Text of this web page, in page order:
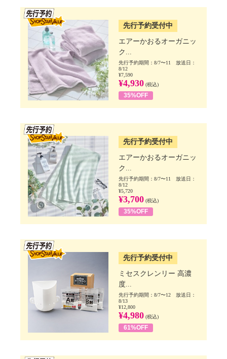
先行予約受付中
エアーかおるオーガニッ
ク...
先行予約期間：8/7〜11 放送日：
8/12
¥7,590
¥4,930 (税込)
35%OFF
先行予約受付中
エアーかおるオーガニッ
ク...
先行予約期間：8/7〜11 放送日：
8/12
¥5,720
¥3,700 (税込)
35%OFF
先行予約受付中
ミセスクレンリー 高濃
度...
先行予約期間：8/7〜12 放送日：
8/13
¥12,800
¥4,980 (税込)
61%OFF